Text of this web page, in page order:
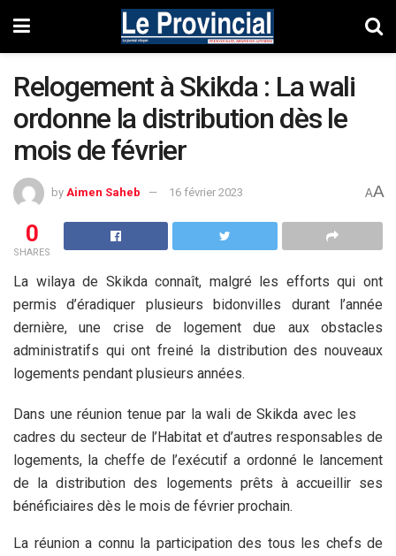
Relogement à Skikda : La wali
ordonne la distribution dès le
mois de février
by Aimen Saheb 16 février 2023 AA
0
SHARES
La wilaya de Skikda connaît, malgré les efforts qui ont
permis d’éradiquer plusieurs bidonvilles durant l’année
dernière, une crise de logement due aux obstacles
administratifs qui ont freiné la distribution des nouveaux
logements pendant plusieurs années.
Dans une réunion tenue par la wali de Skikda avec les
cadres du secteur de l’Habitat et d’autres responsables de
logements, la cheffe de l’exécutif a ordonné le lancement
de la distribution des logements prêts à accueillir ses
bénéficiaires dès le mois de février prochain.
La réunion a connu la participation des tous les chefs de